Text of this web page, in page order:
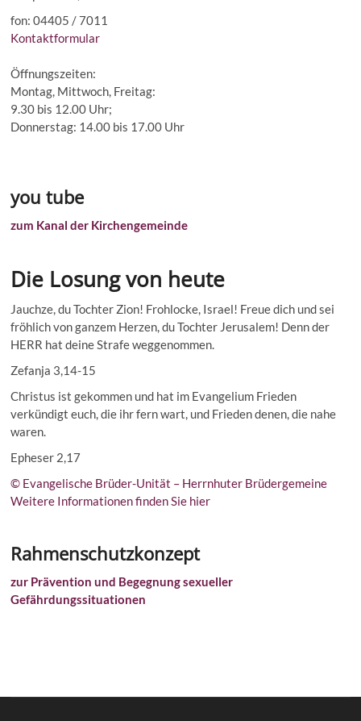
fon: 04405 / 7011
Kontaktformular
Öffnungszeiten:
Montag, Mittwoch, Freitag:
9.30 bis 12.00 Uhr;
Donnerstag: 14.00 bis 17.00 Uhr
you tube
zum Kanal der Kirchengemeinde
Die Losung von heute
Jauchze, du Tochter Zion! Frohlocke, Israel! Freue dich und sei
fröhlich von ganzem Herzen, du Tochter Jerusalem! Denn der
HERR hat deine Strafe weggenommen.
Zefanja 3,14-15
Christus ist gekommen und hat im Evangelium Frieden
verkündigt euch, die ihr fern wart, und Frieden denen, die nahe
waren.
Epheser 2,17
© Evangelische Brüder-Unität – Herrnhuter Brüdergemeine
Weitere Informationen finden Sie hier
Rahmenschutzkonzept
zur Prävention und Begegnung sexueller
Gefährdungssituationen